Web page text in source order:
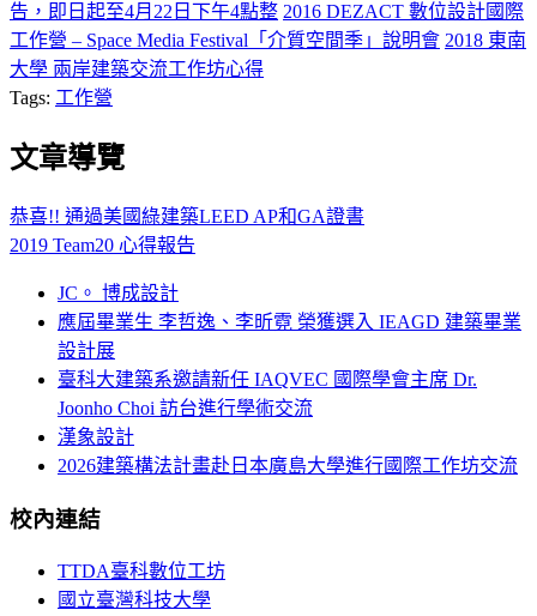
告，即日起至4月22日下午4點整 2016 DEZACT 數位設計國際
工作營 – Space Media Festival「介質空間季」說明會 2018 東南
大學 兩岸建築交流工作坊心得
Tags: 工作營
文章導覽
恭喜!! 通過美國綠建築LEED AP和GA證書
2019 Team20 心得報告
JC。 博成設計
應屆畢業生 李哲逸、李昕霓 榮獲選入 IEAGD 建築畢業
設計展
臺科大建築系邀請新任 IAQVEC 國際學會主席 Dr.
Joonho Choi 訪台進行學術交流
漢象設計
2026建築構法計畫赴日本廣島大學進行國際工作坊交流
校內連結
TTDA臺科數位工坊
國立臺灣科技大學